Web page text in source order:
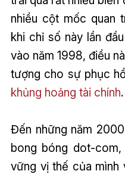
nhiều cột mốc quan
khi chỉ số này lần
vào năm 1998, điều
tượng cho sự phục
khủng hoảng tài chính.
Đến những năm
bong bóng dot-
vững vị thế của mình